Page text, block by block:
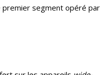
premier segment opéré par